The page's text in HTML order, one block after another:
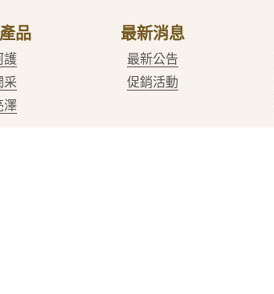
品
護
采
澤
最新消息
最新公告
促銷活動